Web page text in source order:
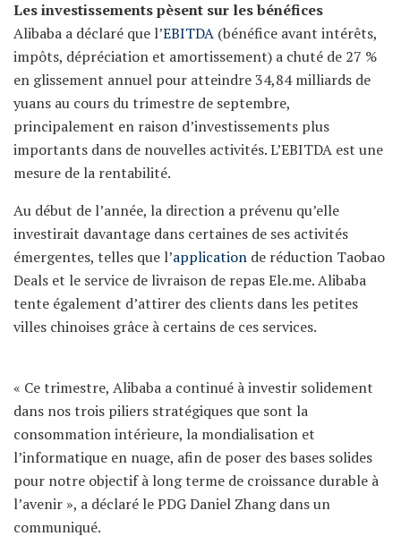
Les investissements pèsent sur les bénéfices
Alibaba a déclaré que l’EBITDA (bénéfice avant intérêts,
impôts, dépréciation et amortissement) a chuté de 27 %
en glissement annuel pour atteindre 34,84 milliards de
yuans au cours du trimestre de septembre,
principalement en raison d’investissements plus
importants dans de nouvelles activités. L’EBITDA est une
mesure de la rentabilité.
Au début de l’année, la direction a prévenu qu’elle
investirait davantage dans certaines de ses activités
émergentes, telles que l’application de réduction Taobao
Deals et le service de livraison de repas Ele.me. Alibaba
tente également d’attirer des clients dans les petites
villes chinoises grâce à certains de ces services.
« Ce trimestre, Alibaba a continué à investir solidement
dans nos trois piliers stratégiques que sont la
consommation intérieure, la mondialisation et
l’informatique en nuage, afin de poser des bases solides
pour notre objectif à long terme de croissance durable à
l’avenir », a déclaré le PDG Daniel Zhang dans un
communiqué.